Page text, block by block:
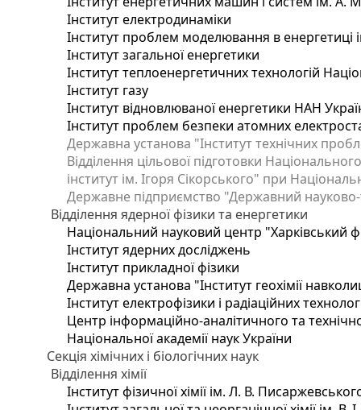
Інститут електродинаміки
Інститут проблем моделювання в енергетиці
Інститут загальної енергетики
Інститут теплоенергетичних технологій
Інститут газу
Інститут відновлюваної енергетики НАН
Інститут проблем безпеки атомних
Державна установа "Інститут технічних
Відділення цільової підготовки
інститут ім. Ігоря Сікорського" при
Державне підприємство "Державний науково-
Відділення ядерної фізики та енергетики
Національний науковий центр "Харківський
Інститут ядерних досліджень
Інститут прикладної фізики
Державна установа "Інститут геохімії
Інститут електрофізики і радіаційних
Центр інформаційно-аналітичного та
Національної академії наук України
Секція хімічних і біологічних наук
Відділення хімії
Інститут фізичної хімії ім. Л. В.